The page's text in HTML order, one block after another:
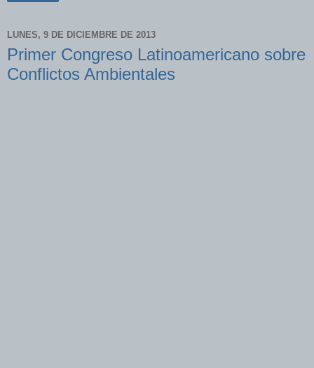
LUNES, 9 DE DICIEMBRE DE 2013
Primer Congreso Latinoamericano sobre
Conflictos Ambientales